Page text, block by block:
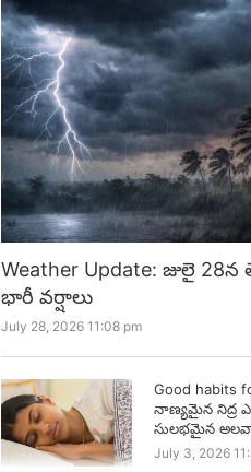
Weather Update: జులై
భారీ వర్షాలు
July 28, 2026 11:08 pm
Good habits
నాణ్యమైన నిద్ర
సులభమైన
July 3, 2026